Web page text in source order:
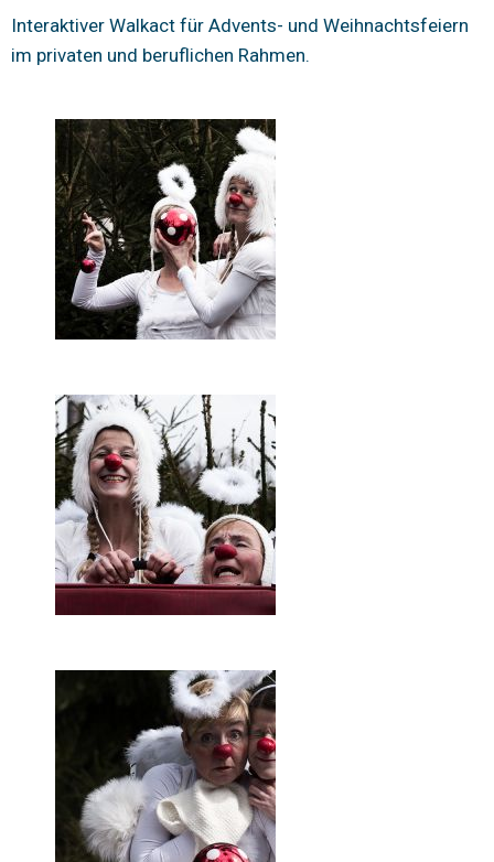
Interaktiver Walkact für Advents- und Weihnachtsfeiern
im privaten und beruflichen Rahmen.